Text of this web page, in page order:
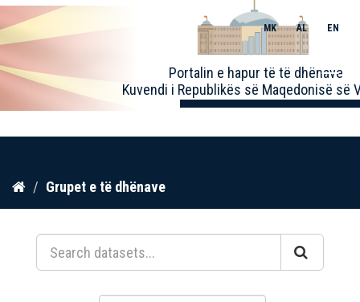
Kalo
përmbajtja
Portalin e hapur të të dhënave
Kuvendi i Republikës së Maqedonisë së
MK AL EN
Toggle
Grupet e të dhënave